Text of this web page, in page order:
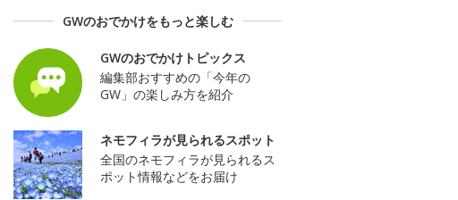
GWのおでかけをもっと楽しむ
GWのおでかけトピックス
編集部おすすめの「今年の
GW」の楽しみ方を紹介
ネモフィラが見られるスポット
全国のネモフィラが見られるス
ポット情報などをお届け